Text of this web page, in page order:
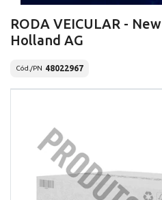
RODA VEICULAR - New
Holland AG
Cód./PN 48022967